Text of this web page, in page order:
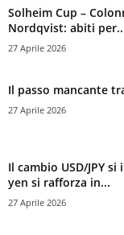
Solheim Cup –
Nordqvist: abiti
27 Aprile 2026
Il passo mancante
27 Aprile 2026
Il cambio USD/JPY
yen si rafforza in...
27 Aprile 2026